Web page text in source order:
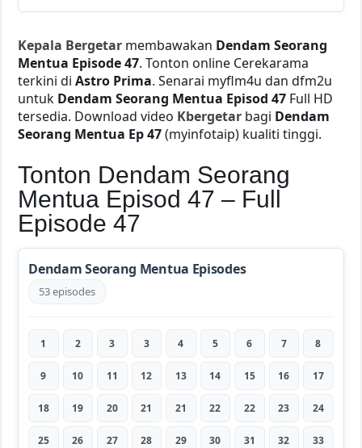
Kepala Bergetar membawakan Dendam Seorang
Mentua Episode 47. Tonton online Cerekarama
terkini diAstro Prima. Senarai myflm4u dan dfm2u
untuk Dendam Seorang Mentua Episod 47 Full HD
tersedia. Download video Kbergetar bagi Dendam
Seorang Mentua Ep 47(myinfotaip) kualiti tinggi.
Tonton Dendam Seorang
Mentua Episod 47 – Full
Episode 47
Dendam Seorang Mentua Episodes
53 episodes
1 2 3 3 4 5 6 7 8
9 10 11 12 13 14 15 16 17
18 19 20 21 21 22 22 23 24
25 26 27 28 29 30 31 32 33